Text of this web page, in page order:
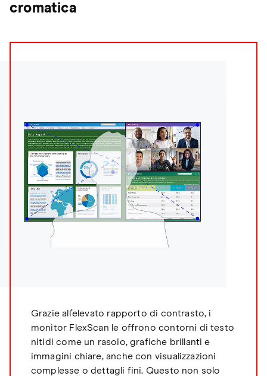
cromatica
Grazie all’elevato rapporto di contrasto, i
monitor FlexScan le offrono contorni di testo
nitidi come un rasoio, grafiche brillanti e
immagini chiare, anche con visualizzazioni
complesse o dettagli fini. Questo non solo